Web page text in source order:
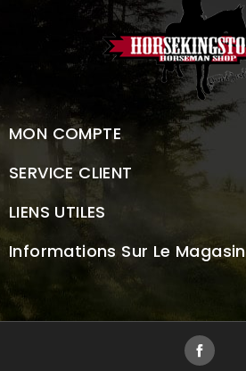
MON COMPTE
SERVICE CLIENT
LIENS UTILES
Informations Sur Le Magasin